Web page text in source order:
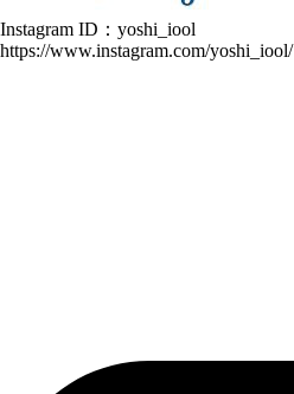
Instagram ID：yoshi_iool
https://www.instagram.com/yoshi_iool/